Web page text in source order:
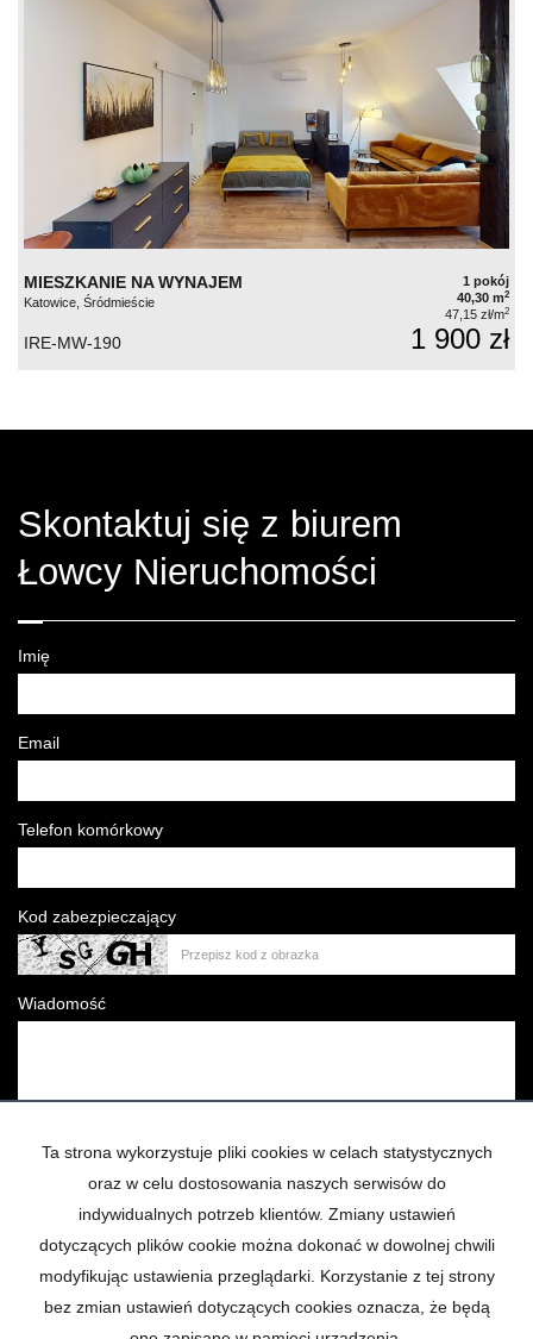
MIESZKANIE NA WYNAJEM
Katowice, Śródmieście
1 pokój
40,30 m2
47,15 zł/m2
IRE-MW-190 1 900 zł
Skontaktuj się z biurem
Łowcy Nieruchomości
Imię
Email
Telefon komórkowy
Kod zabezpieczający
Wiadomość
Wyrażam zgodę na przetwarzanie podanych przeze mnie danych
Ta strona wykorzystuje pliki cookies w celach statystycznych
oraz w celu dostosowania naszych serwisów do
indywidualnych potrzeb klientów. Zmiany ustawień
dotyczących plików cookie można dokonać w dowolnej chwili
modyfikując ustawienia przeglądarki. Korzystanie z tej strony
bez zmian ustawień dotyczących cookies oznacza, że będą